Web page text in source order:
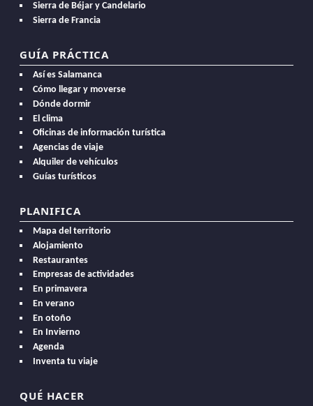
Sierra de Béjar y Candelario
Sierra de Francia
GUÍA PRÁCTICA
Así es Salamanca
Cómo llegar y moverse
Dónde dormir
El clima
Oficinas de información turística
Agencias de viaje
Alquiler de vehículos
Guías turísticos
PLANIFICA
Mapa del territorio
Alojamiento
Restaurantes
Empresas de actividades
En primavera
En verano
En otoño
En Invierno
Agenda
Inventa tu viaje
QUÉ HACER